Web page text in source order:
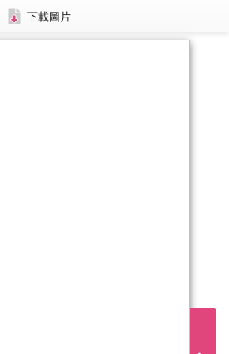
下載圖片